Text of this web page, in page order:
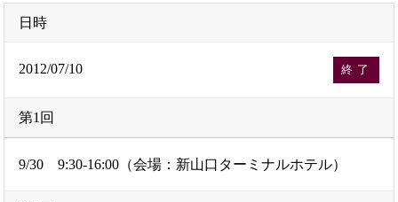
日時
2012/07/10 終了
第1回
9/30 9:30-16:00（会場：新山口ターミナルホテル）